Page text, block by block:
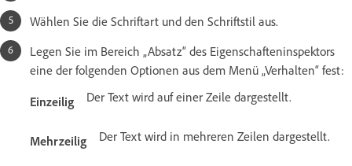
Wählen Sie die Schriftart und den Schriftstil aus.
Legen Sie im Bereich „Absatz“ des Eigenschafteninspektors
eine der folgenden Optionen aus dem Menü „Verhalten“ fest:
Einzeilig
Der Text wird auf einer Zeile dargestellt.
Mehrzeilig Der Text wird in mehreren Zeilen dargestellt.